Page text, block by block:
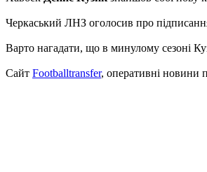
Черкаський ЛНЗ оголосив про
Варто нагадати, що в минулому сезоні
Сайт Footballtransfer, оперативні новини